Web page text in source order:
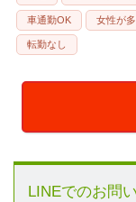
車通勤OK 女性が
転勤なし
LINEでのお問